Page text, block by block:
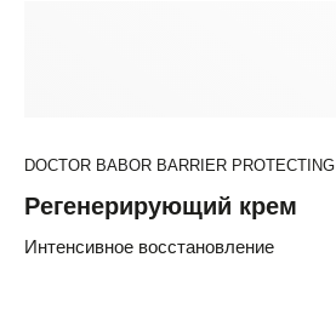
DOCTOR BABOR BARRIER PROTECTING
Регенерирующий крем
Интенсивное восстановление